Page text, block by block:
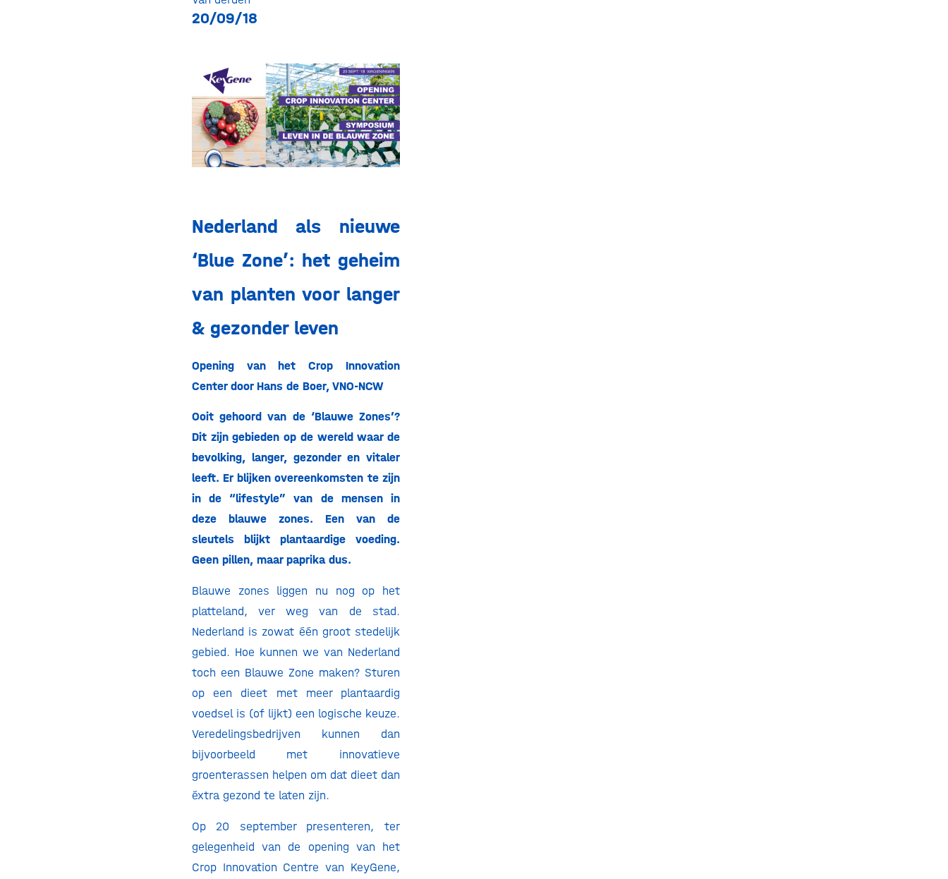
20/09/18
Nederland als nieuwe
‘Blue Zone’: het geheim
van planten voor langer
& gezonder leven
Opening van het Crop Innovation
Center door Hans de Boer, VNO-NCW
Ooit gehoord van de ‘Blauwe Zones’?
Dit zijn gebieden op de wereld waar de
bevolking, langer, gezonder en vitaler
leeft. Er blijken overeenkomsten te zijn
in de “lifestyle” van de mensen in
deze blauwe zones. Een van de
sleutels blijkt plantaardige voeding.
Geen pillen, maar paprika dus.
Blauwe zones liggen nu nog op het
platteland, ver weg van de stad.
Nederland is zowat één groot stedelijk
gebied. Hoe kunnen we van Nederland
toch een Blauwe Zone maken? Sturen
op een dieet met meer plantaardig
voedsel is (of lijkt) een logische keuze.
Veredelingsbedrijven kunnen dan
bijvoorbeeld met innovatieve
groenterassen helpen om dat dieet dan
éxtra gezond te laten zijn.
Op 20 september presenteren, ter
gelegenheid van de opening van het
Crop Innovation Centre van KeyGene,